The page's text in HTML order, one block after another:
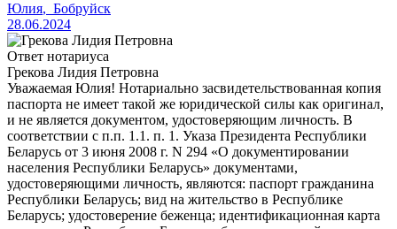
Юлия, Бобруйск
28.06.2024
Ответ нотариуса
Грекова Лидия Петровна
Уважаемая Юлия! Нотариально засвидетельствованная копия
паспорта не имеет такой же юридической силы как оригинал,
и не является документом, удостоверяющим личность. В
соответствии с п.п. 1.1. п. 1. Указа Президента Республики
Беларусь от 3 июня 2008 г. N 294 «О документировании
населения Республики Беларусь» документами,
удостоверяющими личность, являются: паспорт гражданина
Республики Беларусь; вид на жительство в Республике
Беларусь; удостоверение беженца; идентификационная карта